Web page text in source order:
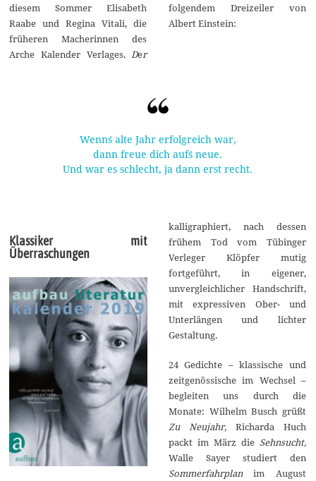
diesem Sommer Elisabeth
Raabe und Regina Vitali, die
früheren Macherinnen des
Arche Kalender Verlages.Der
folgendem Dreizeiler von
Albert Einstein:
Wenn´s alte Jahr erfolgreich war,
dann freue dich auf´s neue.
Und war es schlecht, ja dann erst recht.
Klassiker mit
Überraschungen
kalligraphiert, nach dessen
frühem Tod vom Tübinger
Verleger Klöpfer mutig
fortgeführt, in eigener,
unvergleichlicher Handschrift,
mit expressiven Ober- und
Unterlängen und lichter
Gestaltung.
24 Gedichte – klassische und
zeitgenössische im Wechsel –
begleiten uns durch die
Monate: Wilhelm Busch grüßt
Zu Neujahr, Richarda Huch
packt im März die Sehnsucht,
Walle Sayer studiert den
Sommerfahrplan im August